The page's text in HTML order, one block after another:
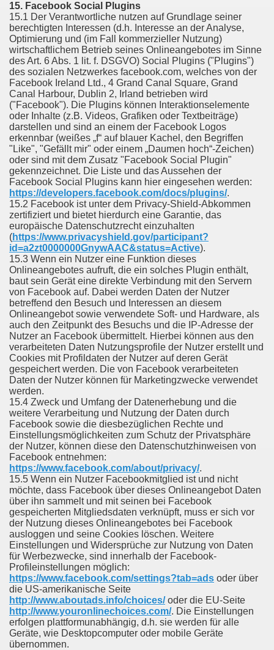
15. Facebook Social Plugins
15.1 Der Verantwortliche nutzen auf Grundlage seiner
berechtigten Interessen (d.h. Interesse an der Analyse,
Optimierung und (im Fall kommerzieller Nutzung)
wirtschaftlichem Betrieb seines Onlineangebotes im Sinne
des Art. 6 Abs. 1 lit. f. DSGVO) Social Plugins ("Plugins")
des sozialen Netzwerkes facebook.com, welches von der
Facebook Ireland Ltd., 4 Grand Canal Square, Grand
Canal Harbour, Dublin 2, Irland betrieben wird
("Facebook"). Die Plugins können Interaktionselemente
oder Inhalte (z.B. Videos, Grafiken oder Textbeiträge)
darstellen und sind an einem der Facebook Logos
erkennbar (weißes „f“ auf blauer Kachel, den Begriffen
"Like", "Gefällt mir" oder einem „Daumen hoch“-Zeichen)
oder sind mit dem Zusatz "Facebook Social Plugin"
gekennzeichnet. Die Liste und das Aussehen der
Facebook Social Plugins kann hier eingesehen werden:
https://developers.facebook.com/docs/plugins/.
15.2 Facebook ist unter dem Privacy-Shield-Abkommen
zertifiziert und bietet hierdurch eine Garantie, das
europäische Datenschutzrecht einzuhalten
(https://www.privacyshield.gov/participant?
id=a2zt0000000GnywAAC&status=Active).
15.3 Wenn ein Nutzer eine Funktion dieses
Onlineangebotes aufruft, die ein solches Plugin enthält,
baut sein Gerät eine direkte Verbindung mit den Servern
von Facebook auf. Dabei werden Daten der Nutzer
betreffend den Besuch und Interessen an diesem
Onlineangebot sowie verwendete Soft- und Hardware, als
auch den Zeitpunkt des Besuchs und die IP-Adresse der
Nutzer an Facebook übermittelt. Hierbei können aus den
verarbeiteten Daten Nutzungsprofile der Nutzer erstellt und
Cookies mit Profildaten der Nutzer auf deren Gerät
gespeichert werden. Die von Facebook verarbeiteten
Daten der Nutzer können für Marketingzwecke verwendet
werden.
15.4 Zweck und Umfang der Datenerhebung und die
weitere Verarbeitung und Nutzung der Daten durch
Facebook sowie die diesbezüglichen Rechte und
Einstellungsmöglichkeiten zum Schutz der Privatsphäre
der Nutzer, können diese den Datenschutzhinweisen von
Facebook entnehmen:
https://www.facebook.com/about/privacy/.
15.5 Wenn ein Nutzer Facebookmitglied ist und nicht
möchte, dass Facebook über dieses Onlineangebot Daten
über ihn sammelt und mit seinen bei Facebook
gespeicherten Mitgliedsdaten verknüpft, muss er sich vor
der Nutzung dieses Onlineangebotes bei Facebook
ausloggen und seine Cookies löschen. Weitere
Einstellungen und Widersprüche zur Nutzung von Daten
für Werbezwecke, sind innerhalb der Facebook-
Profileinstellungen möglich:
https://www.facebook.com/settings?tab=ads oder über
die US-amerikanische Seite
http://www.aboutads.info/choices/oder die EU-Seite
http://www.youronlinechoices.com/. Die Einstellungen
erfolgen plattformunabhängig, d.h. sie werden für alle
Geräte, wie Desktopcomputer oder mobile Geräte
übernommen.